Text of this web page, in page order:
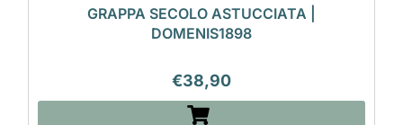
GRAPPA SECOLO ASTUCCIATA |
DOMENIS1898
€38,90